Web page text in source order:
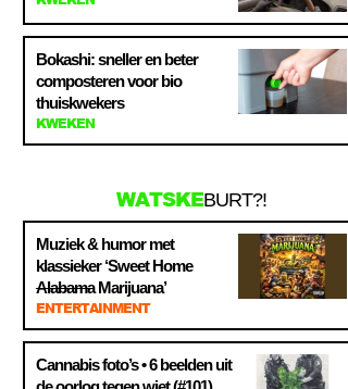
Bokashi: sneller en beter
composteren voor bio
thuiskwekers
KWEKEN
WATSKEBURT?!
Muziek & humor met
klassieker ‘Sweet Home
AlabamaMarijuana’
ENTERTAINMENT
Cannabis foto’s • 6 beelden uit